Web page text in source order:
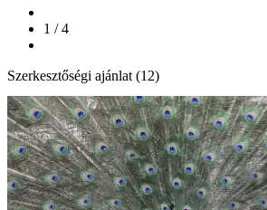
1 / 4
Szerkesztőségi ajánlat (12)